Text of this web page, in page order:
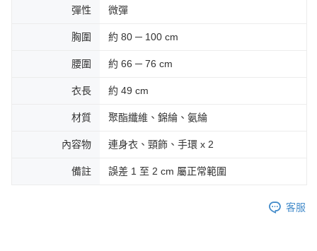
彈性 微彈
胸圍 約 80 ─ 100 cm
腰圍 約 66 ─ 76 cm
衣長 約 49 cm
材質 聚酯纖維、錦綸、氨綸
內容物 連身衣、頸飾、手環 x 2
備註 誤差 1 至 2 cm 屬正常範圍
客服